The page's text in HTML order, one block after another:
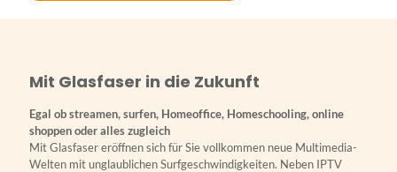
Mit Glasfaser in die Zukunft
Egal ob streamen, surfen, Homeoffice, Homeschooling, online
shoppen oder alles zugleich
Mit Glasfaser eröffnen sich für Sie vollkommen neue Multimedia-
Welten mit unglaublichen Surfgeschwindigkeiten. Neben IPTV